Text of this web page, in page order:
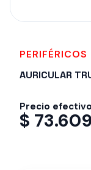
PERIFÉRICOS
AURICULAR
Precio
$